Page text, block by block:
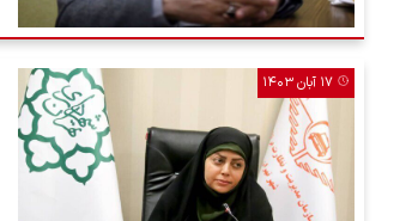
۱۷ آبان ۱۴۰۳